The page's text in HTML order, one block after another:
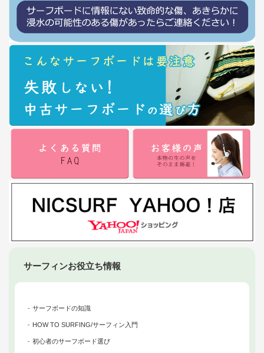
サーフィンお役立ち情報
サーフボードの知識
HOW TO SURFING/サーフィン入門
初心者のサーフボード選び